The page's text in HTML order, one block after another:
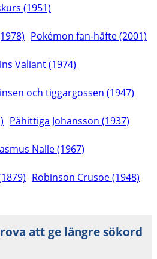
(1951)
Pokémon fan-häfte (2001)
Valiant (1974)
och tiggargossen (1947)
Påhittiga Johansson (1937)
Nalle (1967)
Robinson Crusoe (1948)
att ge längre sökord